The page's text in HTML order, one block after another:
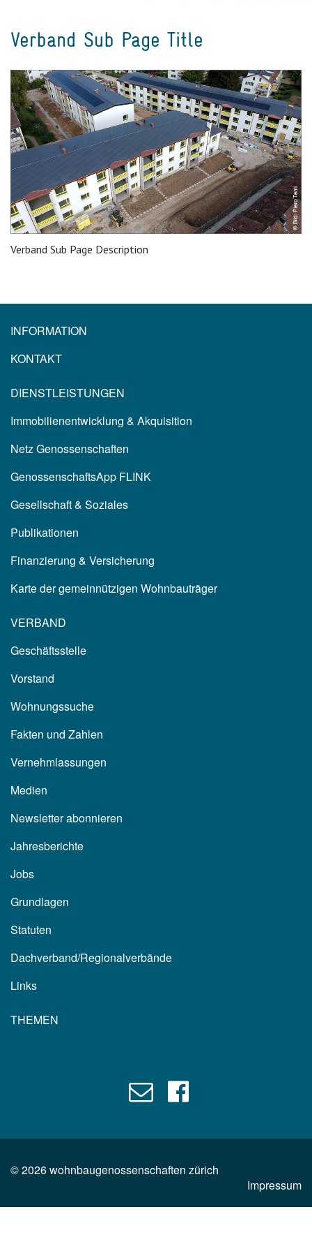
Verband Sub Page Title
Verband Sub Page Description
INFORMATION
KONTAKT
DIENSTLEISTUNGEN
Immobilienentwicklung & Akquisition
Netz Genossenschaften
GenossenschaftsApp FLINK
Gesellschaft & Soziales
Publikationen
Finanzierung & Versicherung
Karte der gemeinnützigen Wohnbauträger
VERBAND
Geschäftsstelle
Vorstand
Wohnungssuche
Fakten und Zahlen
Vernehmlassungen
Medien
Newsletter abonnieren
Jahresberichte
Jobs
Grundlagen
Statuten
Dachverband/Regionalverbände
Links
THEMEN
©2026wohnbaugenossenschaften zürich
Impressum